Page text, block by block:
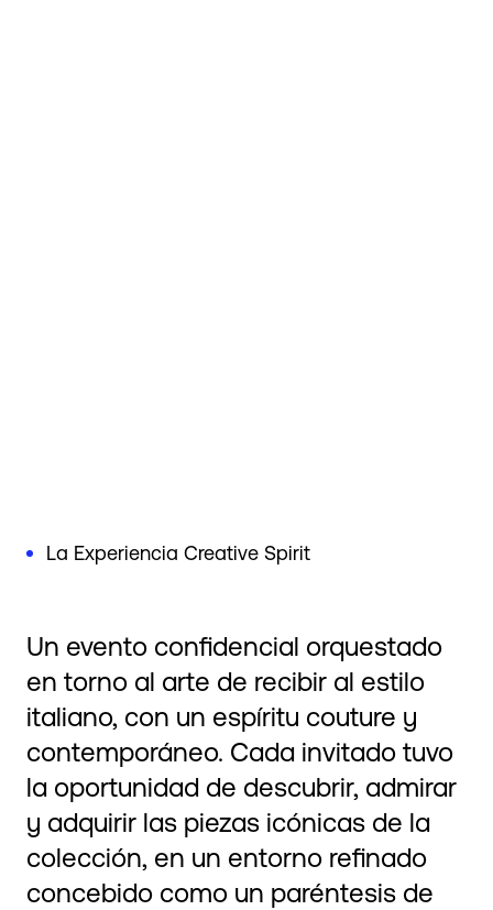
La Experiencia Creative Spirit
Un evento confidencial orquestado
en torno al arte de recibir al estilo
italiano, con un espíritu couture y
contemporáneo. Cada invitado tuvo
la oportunidad de descubrir, admirar
y adquirir las piezas icónicas de la
colección, en un entorno refinado
concebido como un paréntesis de